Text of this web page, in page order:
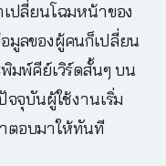
ปลี่ยนโฉมหน้าของ
มูลของผู้คนก็เปลี่ยน
มพ์คีย์เวิร์ดสั้นๆ บน
จจุบันผู้ใช้งานเริ่ม
ตอบมาให้ทันที